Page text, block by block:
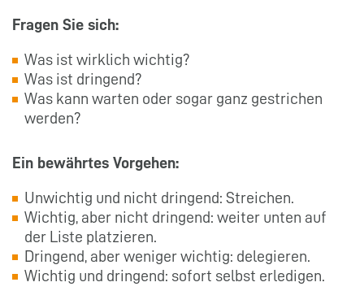
Fragen Sie sich:
Was ist wirklich wichtig?
Was ist dringend?
Was kann warten oder sogar ganz gestrichen
werden?
Ein bewährtes Vorgehen:
Unwichtig und nicht dringend: Streichen.
Wichtig, aber nicht dringend: weiter unten auf
der Liste platzieren.
Dringend, aber weniger wichtig: delegieren.
Wichtig und dringend: sofort selbst erledigen.